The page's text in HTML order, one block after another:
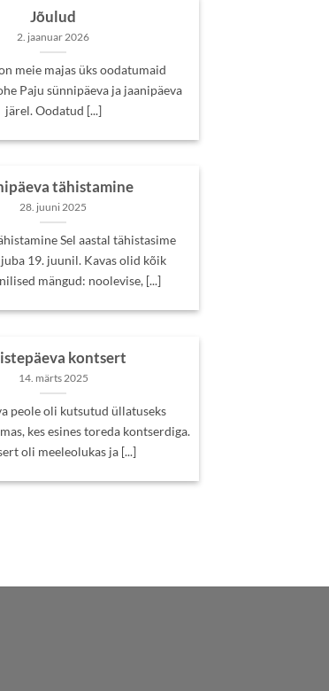
Jõulud
2. jaanuar 2026
meie majas üks oodatumaid
Paju sünnipäeva ja jaanipäeva
järel. Oodatud [...]
tähistamine
28. juuni 2025
Sel aastal tähistasime
19. juunil. Kavas olid kõik
mängud: noolevise, [...]
kontsert
14. märts 2025
peole oli kutsutud üllatuseks
kes esines toreda kontserdiga.
oli meeleolukas ja [...]